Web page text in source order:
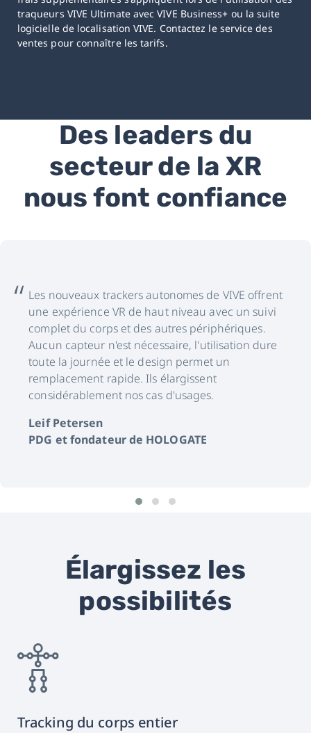
traqueurs VIVE Ultimate avec VIVE Business+ ou la suite
logicielle de localisation VIVE. Contactez le service des
ventes pour connaître les tarifs.
Des leaders du
secteur de la XR
nous font confiance
Les nouveaux trackers autonomes de VIVE offrent
une expérience VR de haut niveau avec un suivi
complet du corps et des autres périphériques.
Aucun capteur n'est nécessaire, l'utilisation dure
toute la journée et le design permet un
remplacement rapide. Ils élargissent
considérablement nos cas d'usages.
Leif Petersen
PDG et fondateur de HOLOGATE
Élargissez les
possibilités
Tracking du corps entier